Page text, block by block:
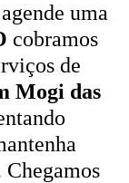
uma
cobramos
de
Mogi das